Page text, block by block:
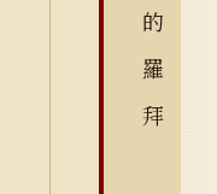
的
羅
拜